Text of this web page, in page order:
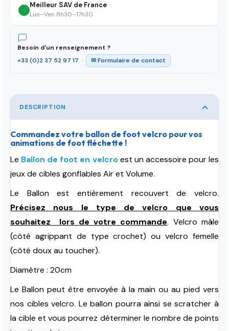
Meilleur SAV de France
Lun–Ven 8h30–17h30
Besoin d'un renseignement ?
+33 (0)2 37 52 97 17 · ✉ Formulaire de contact
DESCRIPTION
Commandez votre ballon de foot velcro pour vos
animations de foot fléchette !
Le Ballon de foot en velcroest un accessoire pour les
jeux de cibles gonflables Air et Volume.
Le Ballon est entièrement recouvert de velcro.
Précisez nous le type de velcro que vous
souhaitez lors de votre commande. Velcro mâle
(côté agrippant de type crochet) ou velcro femelle
(côté doux au toucher).
Diamètre : 20cm
Le Ballon peut être envoyée à la main ou au pied vers
nos cibles velcro. Le ballon pourra ainsi se scratcher à
la cible et vous pourrez déterminer le nombre de points